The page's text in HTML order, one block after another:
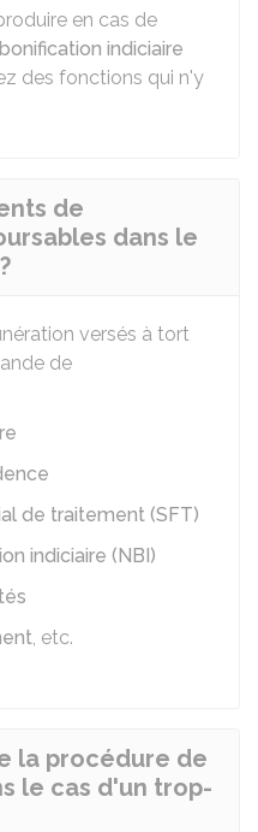
en cas de
indiciaire
des fonctions qui n'y
de
dans le
versés à tort
de
de traitement (SFT)
indiciaire (NBI)
, etc.
la procédure de
le cas d'un trop-